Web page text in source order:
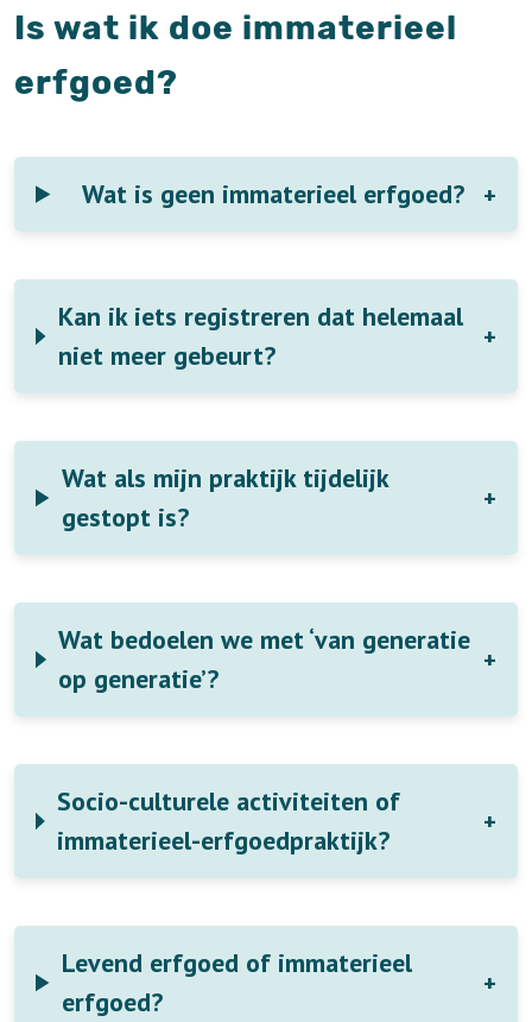
Is wat ik doe immaterieel
erfgoed?
Wat is geen immaterieel erfgoed?
Kan ik iets registreren dat helemaal
niet meer gebeurt?
Wat als mijn praktijk tijdelijk
gestopt is?
Wat bedoelen we met ‘van generatie
op generatie’?
Socio-culturele activiteiten of
immaterieel-erfgoedpraktijk?
Levend erfgoed of immaterieel
erfgoed?